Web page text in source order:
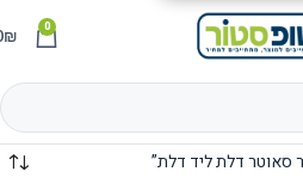
0
₪
סאוטר דלת ליד דלת”